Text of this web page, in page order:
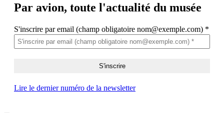
Par avion, toute l'actualité du musée
S'inscrire par email (champ obligatoire nom@exemple.com) *
Lire le dernier numéro de la newsletter